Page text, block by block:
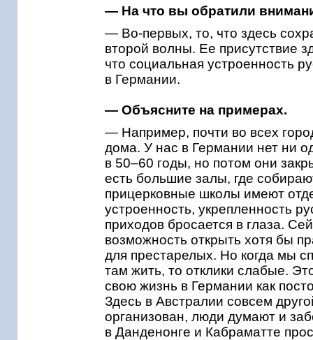
— На что вы обратили
— Во-первых, то, что здесь
второй волны. Ее присутствие
что социальная устроенность
в Германии.
— Объясните на примерах.
— Например, почти во всех
дома. У нас в Германии нет ни
в 50–60 годы, но потом они
есть большие залы, где
прицерковные школы имеют
устроенность, укрепленность
приходов бросается в глаза.
возможность открыть хотя бы
для престарелых. Но когда мы
там жить, то отклики слабые.
свою жизнь в Германии как
Здесь в Австралии совсем
организован, люди думают и
в Данденонге и Кабраматте